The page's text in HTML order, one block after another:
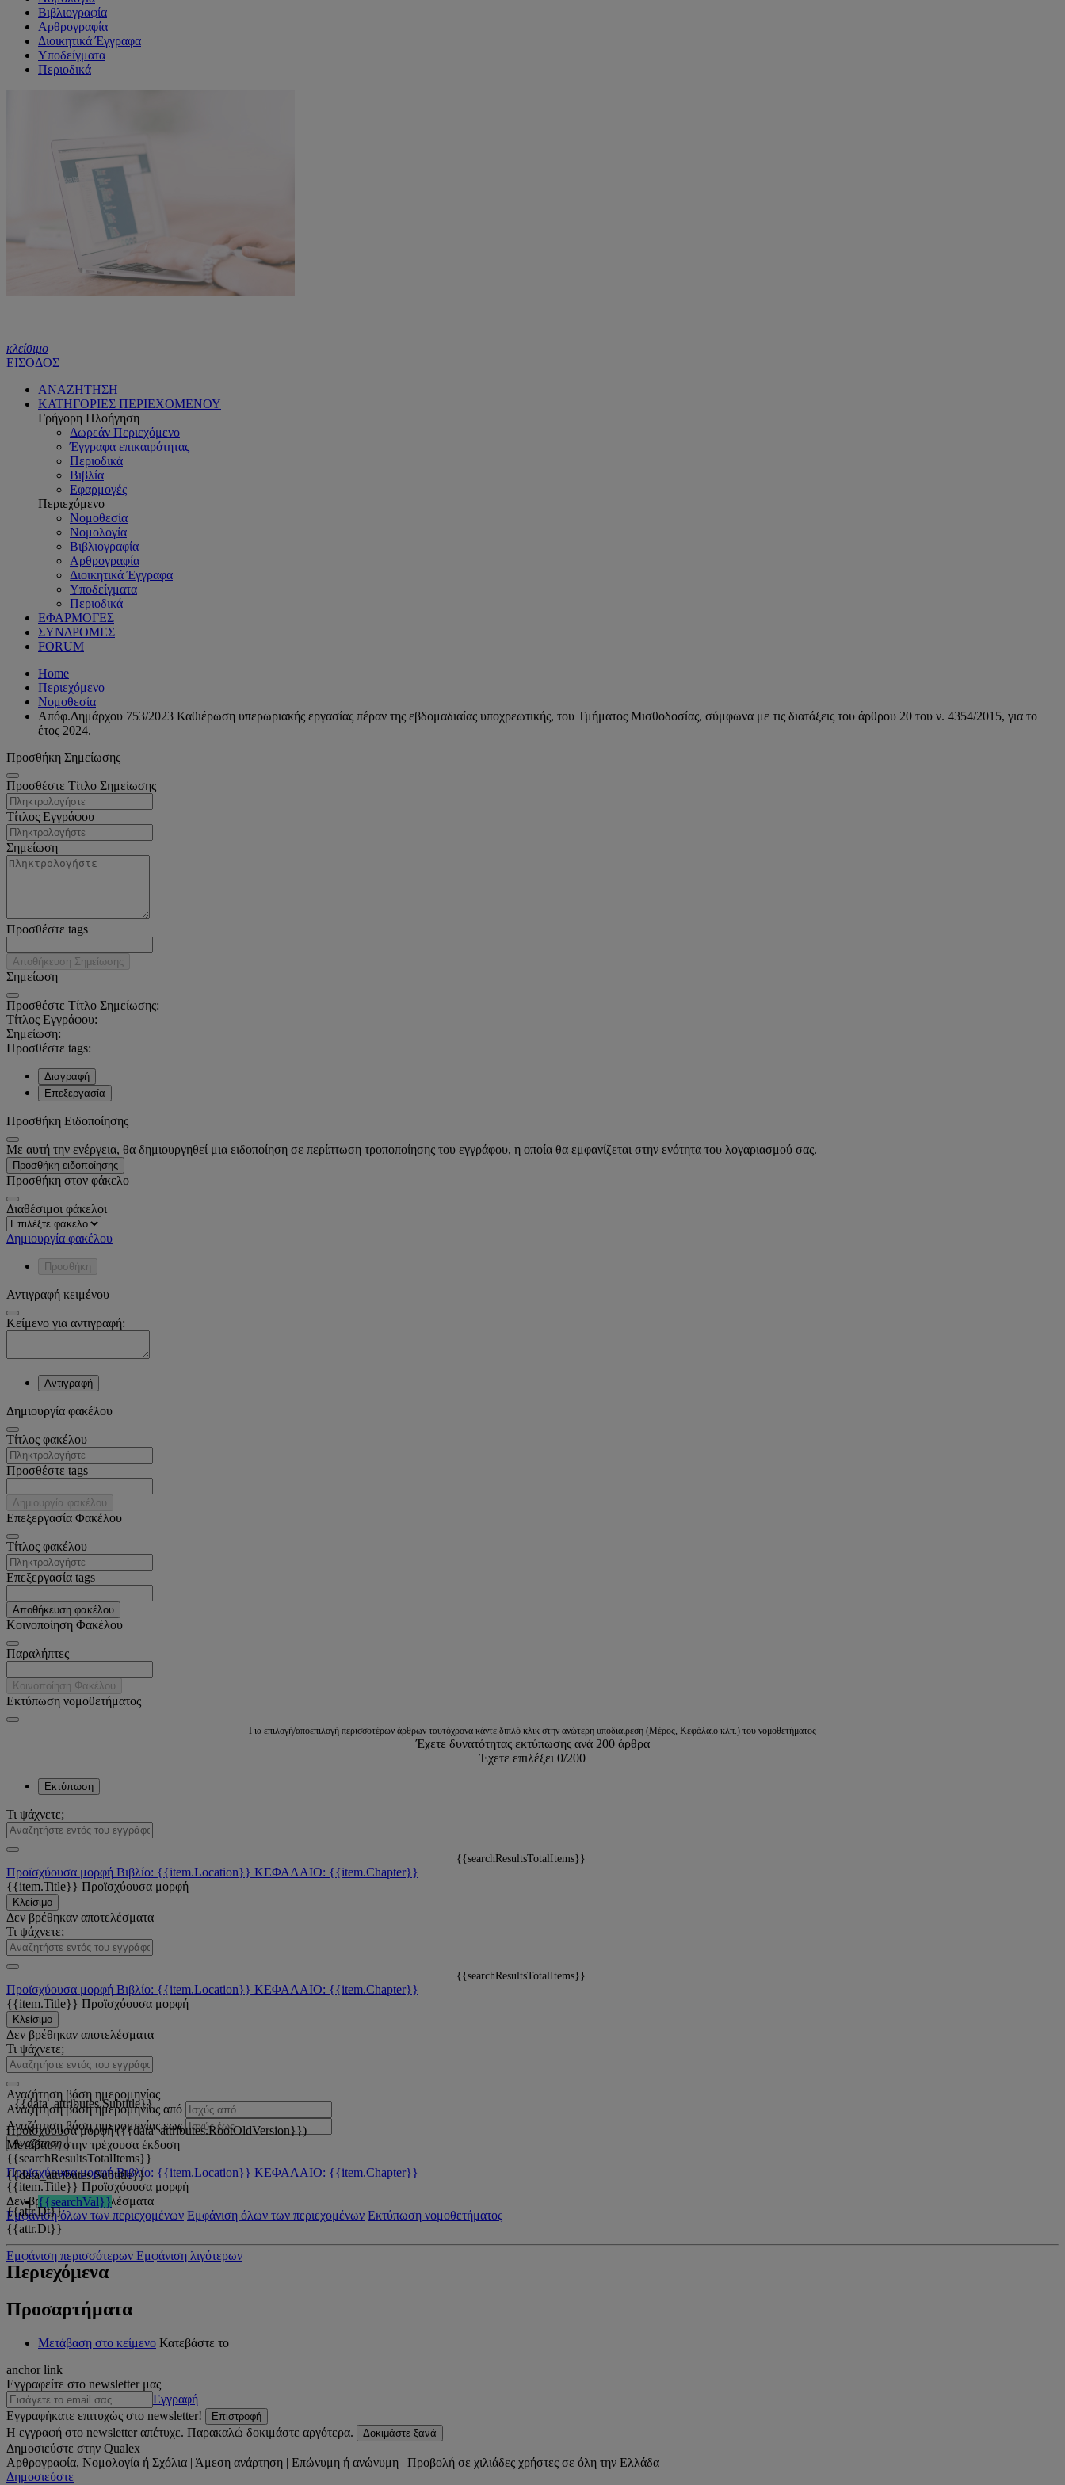
Βιβλιογραφία
Αρθρογραφία
Διοικητικά Έγγραφα
Υποδείγματα
Περιοδικά
κλείσιμο
ΕΙΣΟΔΟΣ
ΑΝΑΖΗΤΗΣΗ
ΚΑΤΗΓΟΡΙΕΣ ΠΕΡΙΕΧΟΜΕΝΟΥ
Γρήγορη Πλοήγηση
Δωρεάν Περιεχόμενο
Έγγραφα επικαιρότητας
Περιοδικά
Βιβλία
Εφαρμογές
Περιεχόμενο
Νομοθεσία
Νομολογία
Βιβλιογραφία
Αρθρογραφία
Διοικητικά Έγγραφα
Υποδείγματα
Περιοδικά
ΕΦΑΡΜΟΓΕΣ
ΣΥΝΔΡΟΜΕΣ
FORUM
Home
Περιεχόμενο
Νομοθεσία
Απόφ.Δημάρχου 753/2023 Καθιέρωση υπερωριακής εργασίας πέραν της εβδομαδιαίας υποχρεωτικής, του Τμήματος Μισθοδοσίας, σύμφωνα με τις διατάξεις του άρθρου 20 του ν. 4354/2015, για το
έτος 2024.
Προσθήκη Σημείωσης
Προσθέστε Τίτλο Σημείωσης
Τίτλος Εγγράφου
Σημείωση
Προσθέστε tags
Αποθήκευση Σημείωσης
Σημείωση
Προσθέστε Τίτλο Σημείωσης:
Τίτλος Εγγράφου:
Σημείωση:
Προσθέστε tags:
Διαγραφή
Επεξεργασία
Προσθήκη Ειδοποίησης
Με αυτή την ενέργεια, θα δημιουργηθεί μια ειδοποίηση σε περίπτωση τροποποίησης του εγγράφου, η οποία θα εμφανίζεται στην ενότητα του λογαριασμού σας.
Προσθήκη ειδοποίησης
Προσθήκη στον φάκελο
Διαθέσιμοι φάκελοι
Δημιουργία φακέλου
Προσθήκη
Αντιγραφή κειμένου
Κείμενο για αντιγραφή:
Αντιγραφή
Δημιουργία φακέλου
Tίτλος φακέλου
Προσθέστε tags
Δημιουργία φακέλου
Επεξεργασία Φακέλου
Tίτλος φακέλου
Επεξεργασία tags
Αποθήκευση φακέλου
Κοινοποίηση Φακέλου
Παραλήπτες
Κοινοποίηση Φακέλου
Εκτύπωση νομοθετήματος
Για επιλογή/αποεπιλογή περισσοτέρων άρθρων ταυτόχρονα κάντε διπλό κλικ στην ανώτερη υποδιαίρεση (Μέρος, Κεφάλαιο κλπ.) του νομοθετήματος
Έχετε δυνατότητας εκτύπωσης ανά 200 άρθρα
Έχετε επιλέξει 0/200
Εκτύπωση
Τι ψάχνετε;
{{searchResultsTotalItems}}
Προϊσχύουσα μορφή Βιβλίο: {{item.Location}} ΚΕΦΑΛΑΙΟ: {{item.Chapter}}
{{item.Title}} Προϊσχύουσα μορφή
Κλείσιμο
Δεν βρέθηκαν αποτελέσματα
Τι ψάχνετε;
{{searchResultsTotalItems}}
Προϊσχύουσα μορφή Βιβλίο: {{item.Location}} ΚΕΦΑΛΑΙΟ: {{item.Chapter}}
{{item.Title}} Προϊσχύουσα μορφή
Κλείσιμο
Δεν βρέθηκαν αποτελέσματα
Τι ψάχνετε;
Αναζήτηση βάση ημερομηνίας
Αναζήτηση βάση ημερομηνίας από
Αναζήτηση βάση ημερομηνίας εως
Αναζήτηση
{{searchResultsTotalItems}}
Προϊσχύουσα μορφή Βιβλίο: {{item.Location}} ΚΕΦΑΛΑΙΟ: {{item.Chapter}}
{{item.Title}} Προϊσχύουσα μορφή
Δεν βρέθηκαν αποτελέσματα
Εμφάνιση όλων των περιεχομένων Εμφάνιση όλων των περιεχομένων Εκτύπωση νομοθετήματος
{{data_attributes.Subtitle}}
Προϊσχύουσα μορφή ({{data_attributes.RootOldVersion}})
Μετάβαση στην τρέχουσα έκδοση
{{data_attributes.Subtitle}}
{{searchVal}}
{{attr.Dt}}
Εμφάνιση περισσότερων Εμφάνιση λιγότερων
{{attr.Dt}}
Περιεχόμενα
Προσαρτήματα
Μετάβαση στο κείμενο Κατεβάστε το
anchor link
Εγγραφείτε στο newsletter μας
Εγγραφή
Εγγραφήκατε επιτυχώς στο newsletter!
Επιστροφή
Η εγγραφή στο newsletter απέτυχε. Παρακαλώ δοκιμάστε αργότερα. Δοκιμάστε ξανά
Δημοσιεύστε στην Qualex
Αρθρογραφία, Νομολογία ή Σχόλια | Άμεση ανάρτηση | Επώνυμη ή ανώνυμη | Προβολή σε χιλιάδες χρήστες σε όλη την Ελλάδα
Δημοσιεύστε